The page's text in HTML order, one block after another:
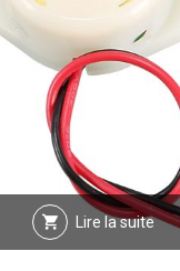
Lire la suite